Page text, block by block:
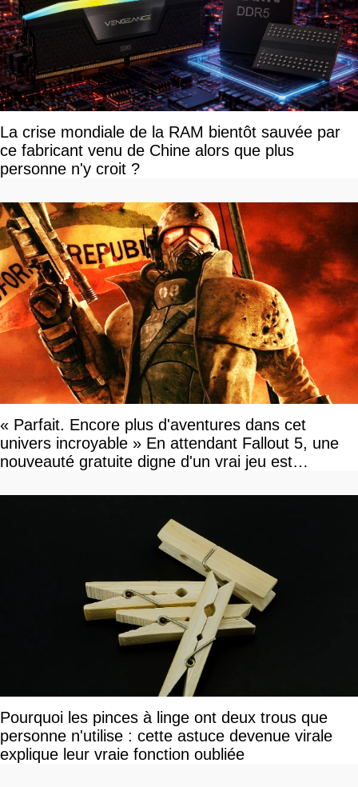
La crise mondiale de la RAM bientôt sauvée par
ce fabricant venu de Chine alors que plus
personne n'y croit ?
« Parfait. Encore plus d'aventures dans cet
univers incroyable » En attendant Fallout 5, une
nouveauté gratuite digne d'un vrai jeu est
Pourquoi les pinces à linge ont deux trous que
personne n'utilise : cette astuce devenue virale
explique leur vraie fonction oubliée